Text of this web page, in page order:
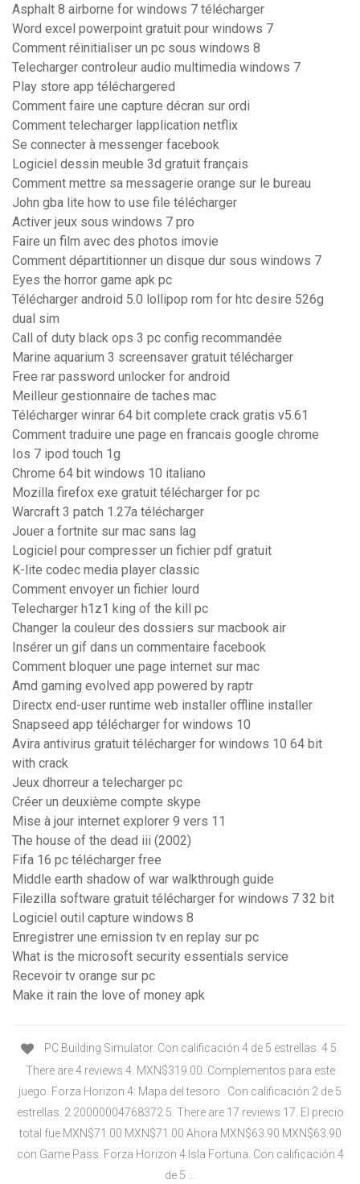
Asphalt 8 airborne for windows 7 télécharger
Word excel powerpoint gratuit pour windows 7
Comment réinitialiser un pc sous windows 8
Telecharger controleur audio multimedia windows 7
Play store app téléchargered
Comment faire une capture décran sur ordi
Comment telecharger lapplication netflix
Se connecter à messenger facebook
Logiciel dessin meuble 3d gratuit français
Comment mettre sa messagerie orange sur le bureau
John gba lite how to use file télécharger
Activer jeux sous windows 7 pro
Faire un film avec des photos imovie
Comment départitionner un disque dur sous windows 7
Eyes the horror game apk pc
Télécharger android 5.0 lollipop rom for htc desire 526g
dual sim
Call of duty black ops 3 pc config recommandée
Marine aquarium 3 screensaver gratuit télécharger
Free rar password unlocker for android
Meilleur gestionnaire de taches mac
Télécharger winrar 64 bit complete crack gratis v5.61
Comment traduire une page en francais google chrome
Ios 7 ipod touch 1g
Chrome 64 bit windows 10 italiano
Mozilla firefox exe gratuit télécharger for pc
Warcraft 3 patch 1.27a télécharger
Jouer a fortnite sur mac sans lag
Logiciel pour compresser un fichier pdf gratuit
K-lite codec media player classic
Comment envoyer un fichier lourd
Telecharger h1z1 king of the kill pc
Changer la couleur des dossiers sur macbook air
Insérer un gif dans un commentaire facebook
Comment bloquer une page internet sur mac
Amd gaming evolved app powered by raptr
Directx end-user runtime web installer offline installer
Snapseed app télécharger for windows 10
Avira antivirus gratuit télécharger for windows 10 64 bit
with crack
Jeux dhorreur a telecharger pc
Créer un deuxième compte skype
Mise à jour internet explorer 9 vers 11
The house of the dead iii (2002)
Fifa 16 pc télécharger free
Middle earth shadow of war walkthrough guide
Filezilla software gratuit télécharger for windows 7 32 bit
Logiciel outil capture windows 8
Enregistrer une emission tv en replay sur pc
What is the microsoft security essentials service
Recevoir tv orange sur pc
Make it rain the love of money apk
PC Building Simulator. Con calificación 4 de 5 estrellas. 4 5.
There are 4 reviews 4. MXN$319.00. Complementos para este
juego. Forza Horizon 4: Mapa del tesoro . Con calificación 2 de 5
estrellas. 2.20000004768372 5. There are 17 reviews 17. El precio
total fue MXN$71.00 MXN$71.00 Ahora MXN$63.90 MXN$63.90
con Game Pass. Forza Horizon 4 Isla Fortuna. Con calificación 4
de 5 …